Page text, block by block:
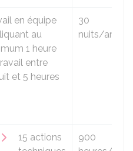
en équipe
au
1 heure
entre
et 5 heures
30
nuits/an
15 actions
900